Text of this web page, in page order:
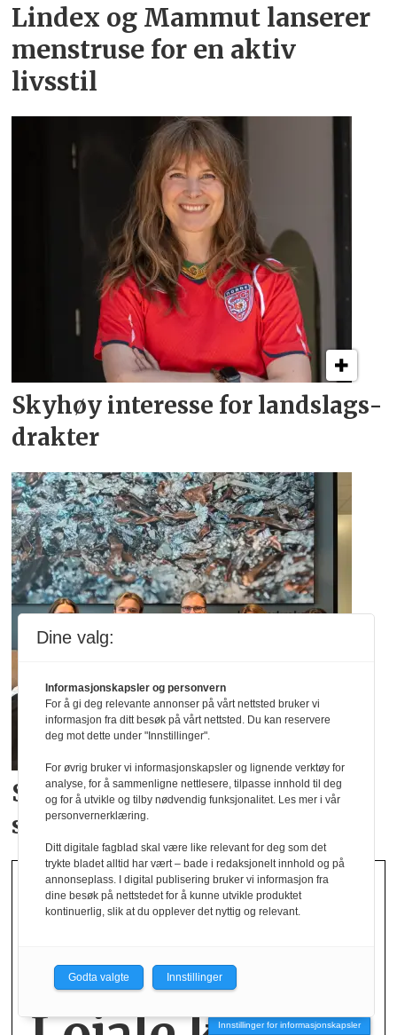
Lindex og Mammut lanserer
menstruse for en aktiv
livsstil
Skyhøy interesse for landslags­
drakter
Studenter skal bidra iNorsirks
satsing på tekstil
Innstillinger for informasjonskapsler
Dine valg:
Informasjonskapsler og personvern
For å gi deg relevante annonser på vårt nettsted bruker vi
informasjon fra ditt besøk på vårt nettsted. Du kan reservere
deg mot dette under "Innstillinger".
For øvrig bruker vi informasjonskapsler og lignende verktøy for
analyse, for å sammenligne nettlesere, tilpasse innhold til deg
og for å utvikle og tilby nødvendig funksjonalitet. Les mer i vår
personvernerklæring.
Ditt digitale fagblad skal være like relevant for deg som det
trykte bladet alltid har vært – bade i redaksjonelt innhold og på
annonseplass. I digital publisering bruker vi informasjon fra
dine besøk på nettstedet for å kunne utvikle produktet
kontinuerlig, slik at du opplever det nyttig og relevant.
Godta valgte Innstillinger